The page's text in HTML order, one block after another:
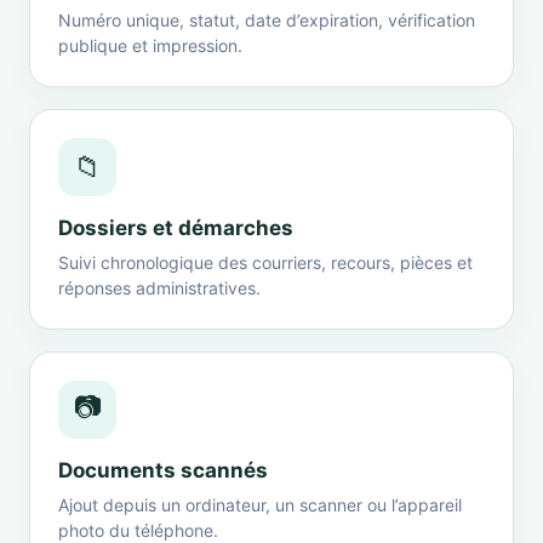
Numéro unique, statut, date d’expiration, vérification
publique et impression.
📁
Dossiers et démarches
Suivi chronologique des courriers, recours, pièces et
réponses administratives.
📷
Documents scannés
Ajout depuis un ordinateur, un scanner ou l’appareil
photo du téléphone.